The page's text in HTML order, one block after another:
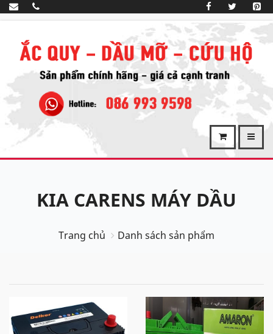
KIA CARENS MÁY DẦU
Trang chủ Danh sách sản phẩm